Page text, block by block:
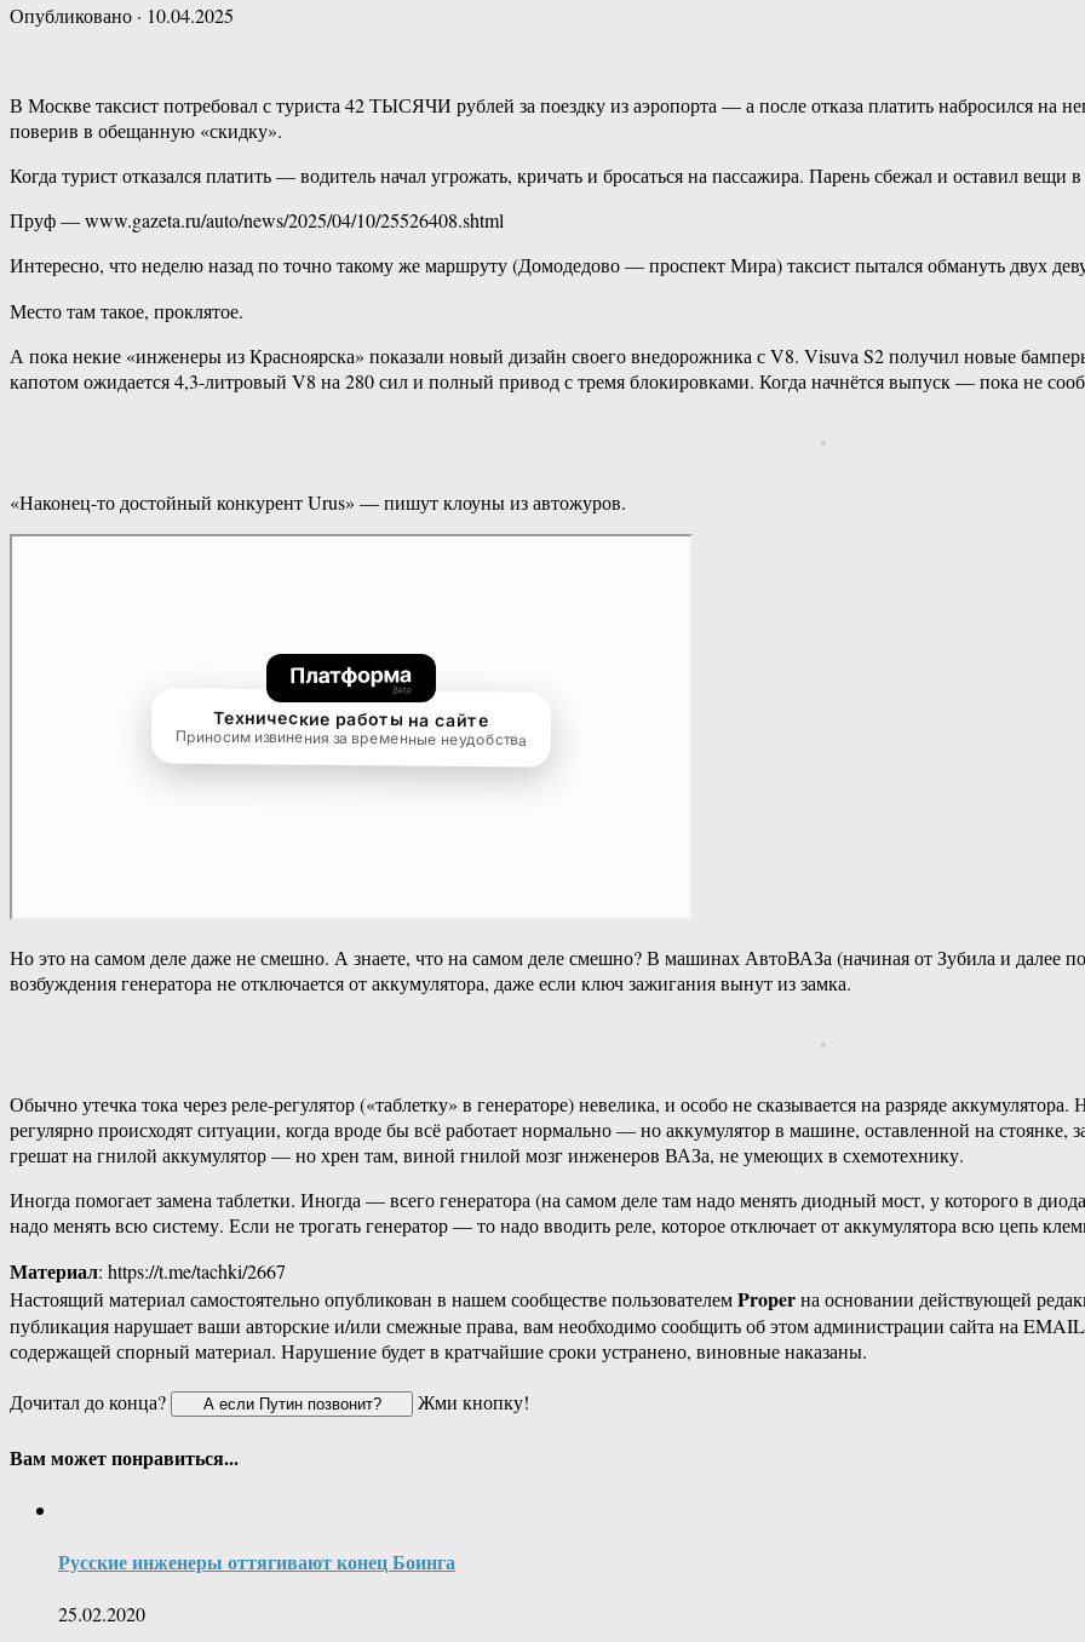
Опубликовано · 10.04.2025
В Москве таксист потребовал с туриста 42 ТЫСЯЧИ рублей за поездку из аэропорта — а после отказа платить набросился на
поверив в обещанную «скидку».
Когда турист отказался платить — водитель начал угрожать, кричать и бросаться на пассажира. Парень сбежал и оставил вещи
Пруф — www.gazeta.ru/auto/news/2025/04/10/25526408.shtml
Интересно, что неделю назад по точно такому же маршруту (Домодедово — проспект Мира) таксист пытался обмануть двух
Место там такое, проклятое.
А пока некие «инженеры из Красноярска» показали новый дизайн своего внедорожника с V8. Visuva S2 получил новые
капотом ожидается 4,3-литровый V8 на 280 сил и полный привод с тремя блокировками. Когда начнётся выпуск — пока не
«Наконец-то достойный конкурент Urus» — пишут клоуны из автожуров.
Но это на самом деле даже не смешно. А знаете, что на самом деле смешно? В машинах АвтоВАЗа (начиная от Зубила и далее
возбуждения генератора не отключается от аккумулятора, даже если ключ зажигания вынут из замка.
Обычно утечка тока через реле-регулятор («таблетку» в генераторе) невелика, и особо не сказывается на разряде
регулярно происходят ситуации, когда вроде бы всё работает нормально — но аккумулятор в машине, оставленной на
грешат на гнилой аккумулятор — но хрен там, виной гнилой мозг инженеров ВАЗа, не умеющих в схемотехнику.
Иногда помогает замена таблетки. Иногда — всего генератора (на самом деле там надо менять диодный мост, у которого в
надо менять всю систему. Если не трогать генератор — то надо вводить реле, которое отключает от аккумулятора всю цепь
Материал: https://t.me/tachki/2667
Настоящий материал самостоятельно опубликован в нашем сообществе пользователемProperна основании действующей
публикация нарушает ваши авторские и/или смежные права, вам необходимо сообщить об этом администрации сайта на
содержащей спорный материал. Нарушение будет в кратчайшие сроки устранено, виновные наказаны.
Дочитал до конца?
Жми кнопку!
Вам может понравиться...
Русские инженеры оттягивают конец Боинга
25.02.2020